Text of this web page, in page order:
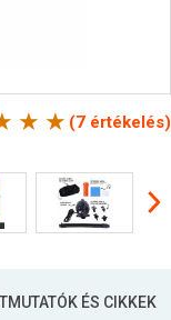
(7 értékelés)
ÉS CIKKEK